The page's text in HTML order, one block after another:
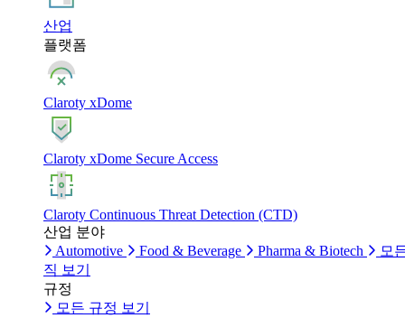
산업
플랫폼
Claroty xDome
Claroty xDome Secure Access
Claroty Continuous Threat Detection (CTD)
산업 분야
Automotive
Food & Beverage Pharma & Biotech
모
직 보기
규정
모든 규정 보기